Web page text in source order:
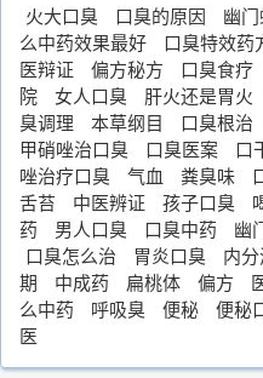
火大口臭 口臭的原因 幽
么中药效果最好
口臭特效药
医辩证
偏方秘方 口臭食疗
院
女人口臭 肝火还是胃火
臭调理
本草纲目 口臭根治
甲硝唑治口臭
口臭医案 口
唑治疗口臭
气血 粪臭味
舌苔
中医辨证 孩子口臭
药
男人口臭 口臭中药 幽
口臭怎么治
胃炎口臭 内
期
中成药 扁桃体 偏方
么中药
呼吸臭 便秘 便秘
医